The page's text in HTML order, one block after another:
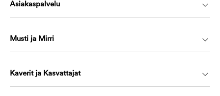
Asiakaspalvelu
Musti ja Mirri
Kaverit ja Kasvattajat